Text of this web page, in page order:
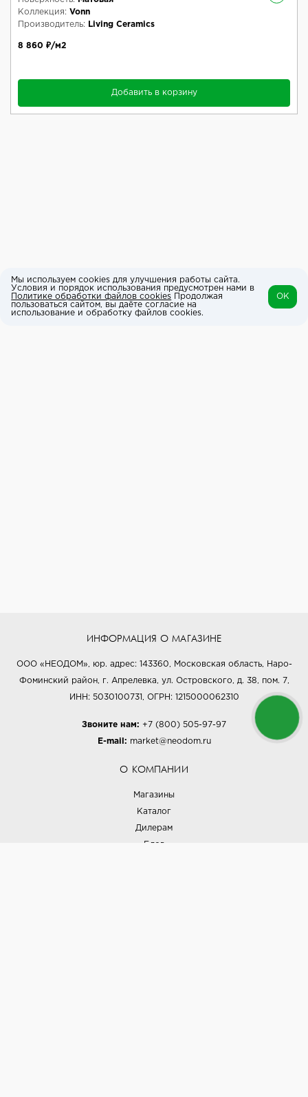
Коллекция: Vonn
Производитель:
Living Ceramics
8 860 ₽/м2
Добавить в корзину
ИНФОРМАЦИЯ О МАГАЗИНЕ
ООО «НЕОДОМ», юр. адрес: 143360, Московская область, Наро-
Фоминский район, г. Апрелевка, ул. Островского, д. 38, пом. 7,
ИНН: 5030100731, ОГРН: 1215000062310
Звоните нам: +7 (800) 505-97-97
E-mail: market@neodom.ru
О КОМПАНИИ
Магазины
Каталог
Дилерам
Блог
Мы используем cookies для улучшения работы сайта.
Условия и порядок использования предусмотрен нами в
Политике обработки файлов cookies Продолжая
пользоваться сайтом, вы даёте согласие на
использование и обработку файлов cookies.
OK